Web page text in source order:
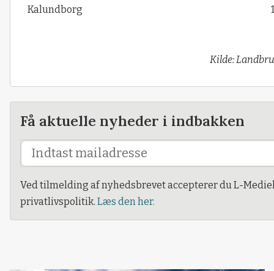
Kalundborg
Kilde:
Få aktuelle nyheder i indbakken
Ved tilmelding af nyhedsbrevet accepterer du L-
privatlivspolitik. Læs den her.